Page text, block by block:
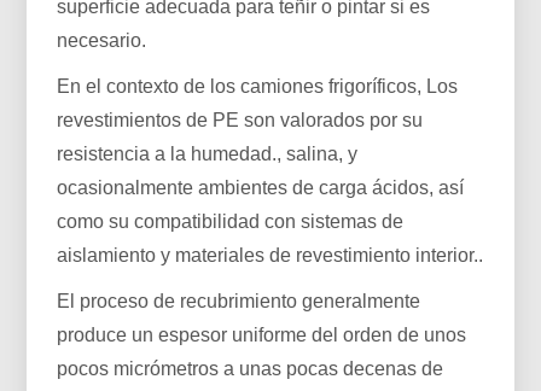
superficie adecuada para teñir o pintar si es
necesario.
En el contexto de los camiones frigoríficos, Los
revestimientos de PE son valorados por su
resistencia a la humedad., salina, y
ocasionalmente ambientes de carga ácidos, así
como su compatibilidad con sistemas de
aislamiento y materiales de revestimiento interior..
El proceso de recubrimiento generalmente
produce un espesor uniforme del orden de unos
pocos micrómetros a unas pocas decenas de